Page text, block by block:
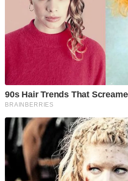
90s Hair Trends That
BRAINBERRIES